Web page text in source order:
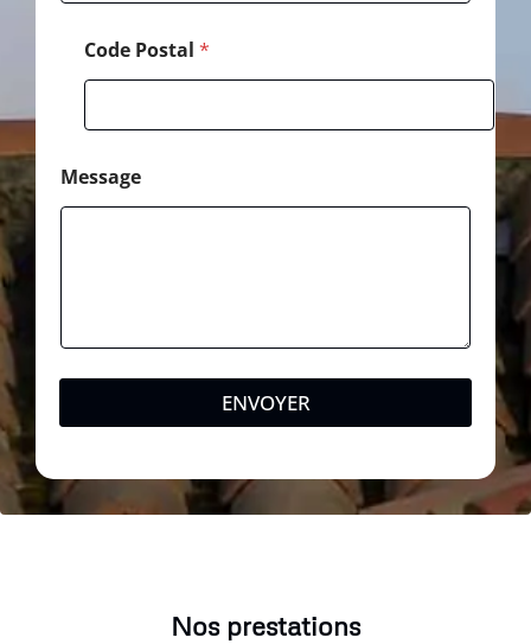
Code Postal *
Message
ENVOYER
Nos prestations